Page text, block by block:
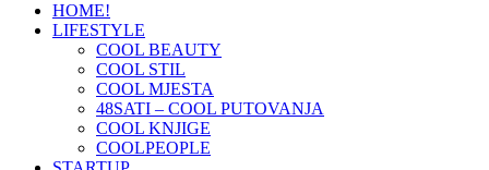
HOME!
LIFESTYLE
COOL BEAUTY
COOL STIL
COOL MJESTA
48SATI – COOL PUTOVANJA
COOL KNJIGE
COOLPEOPLE